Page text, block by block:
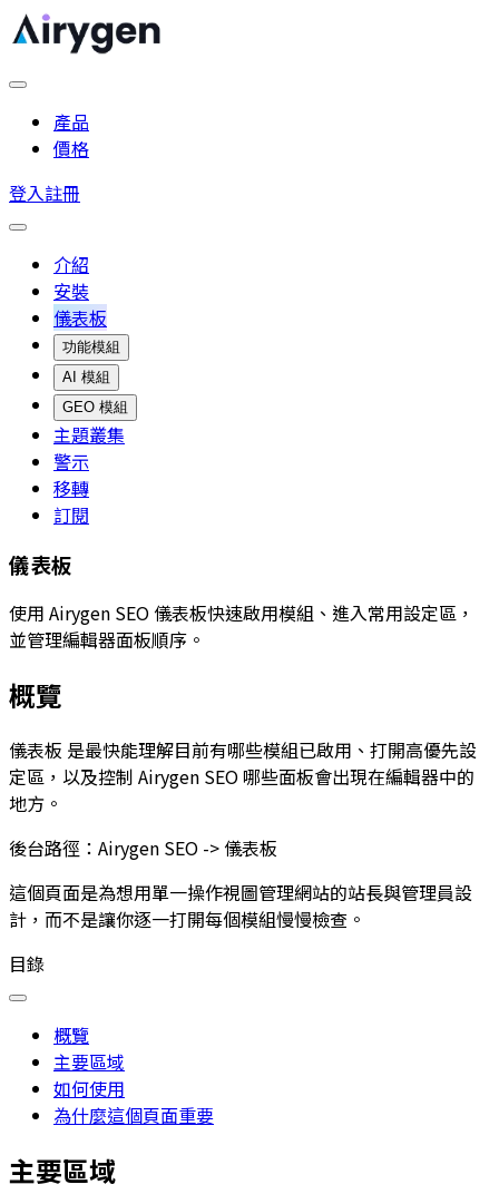
產品
價格
登入註冊
介紹
安裝
儀表板
功能模組
AI 模組
GEO 模組
主題叢集
警示
移轉
訂閱
儀表板
使用 Airygen SEO 儀表板快速啟用模組、進入常用設定區，
並管理編輯器面板順序。
概覽
儀表板 是最快能理解目前有哪些模組已啟用、打開高優先設
定區，以及控制 Airygen SEO 哪些面板會出現在編輯器中的
地方。
後台路徑： Airygen SEO -> 儀表板
這個頁面是為想用單一操作視圖管理網站的站長與管理員設
計，而不是讓你逐一打開每個模組慢慢檢查。
目錄
概覽
主要區域
如何使用
為什麼這個頁面重要
主要區域